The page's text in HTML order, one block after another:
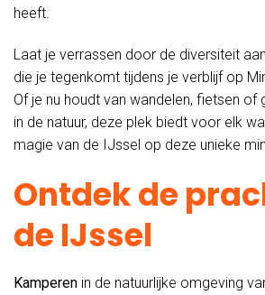
heeft.
Laat je verrassen door de diversiteit
die je tegenkomt tijdens je verblijf op
Of je nu houdt van wandelen, fietsen of
in de natuur, deze plek biedt voor elk
magie van de IJssel op deze unieke
Ontdek de
de IJssel
Kamperen in de natuurlijke omgeving